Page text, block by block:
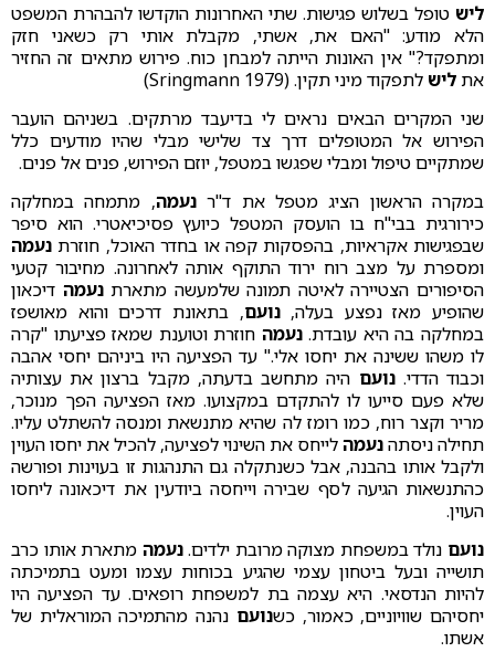
ליש טופל בשלוש פגישות. שתי האחרונות הוקדשו להבהרת המשפט
הלא מודע: "האם את, אשתי, מקבלת אותי רק כשאני חזק
ומתפקד?" אין האונות הייתה למבחן כוח. פירוש מתאים זה החזיר
את ליש לתפקוד מיני תקין. (Sringmann 1979)
שני המקרים הבאים נראים לי בדיעבד מרתקים. בשניהם הועבר
הפירוש אל המטופלים דרך צד שלישי מבלי שהיו מודעים כלל
שמתקיים טיפול ומבלי שפגשו במטפל, יוזם הפירוש, פנים אל פנים.
במקרה הראשון הציג מטפל את ד"רנעמה, מתמחה במחלקה
כירורגית בבי"ח בו הועסק המטפל כיועץ פסיכיאטרי. הוא סיפר
שבפגישות אקראיות, בהפסקות קפה או בחדר האוכל, חוזרת נעמה
ומספרת על מצב רוח ירוד התוקף אותה לאחרונה. מחיבור קטעי
הסיפורים הצטיירה לאיטה תמונה שלמעשה מתארת נעמה דיכאון
שהופיע מאז נפצע בעלה,נועם, בתאונת דרכים והוא מאושפז
במחלקה בה היא עובדת.נעמה חוזרת וטוענת שמאז פציעתו "קרה
לו משהו ששינה את יחסו אלי." עד הפציעה היו ביניהם יחסי אהבה
וכבוד הדדי.נועם היה מתחשב בדעתה, מקבל ברצון את עצותיה
שלא פעם סייעו לו להתקדם במקצועו. מאז הפציעה הפך מנוכר,
מריר וקצר רוח, כמו רומז לה שהיא מתנשאת ומנסה להשתלט עליו.
תחילה ניסתהנעמהלייחס את השינוי לפציעה, להכיל את יחסו העוין
ולקבל אותו בהבנה, אבל כשנתקלה גם התנהגות זו בעוינות ופורשה
כהתנשאות הגיעה לסף שבירה וייחסה ביודעין את דיכאונה ליחסו
העוין.
נועם נולד במשפחת מצוקה מרובת ילדים.נעמה מתארת אותו כרב
תושייה ובעל ביטחון עצמי שהגיע בכוחות עצמו ומעט בתמיכתה
להיות הנדסאי. היא עצמה בת למשפחת רופאים. עד הפציעה היו
יחסיהם שוויוניים, כאמור, כשנועם נהנה מהתמיכה המוראלית של
אשתו.